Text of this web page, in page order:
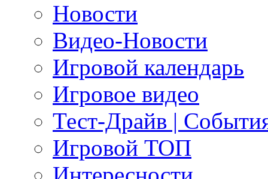
Новости
Видео-Новости
Игровой календарь
Игровое видео
Тест-Драйв |
Игровой ТОП